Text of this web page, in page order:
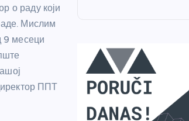
о раду који
Мислим
9 месеци
ППТ